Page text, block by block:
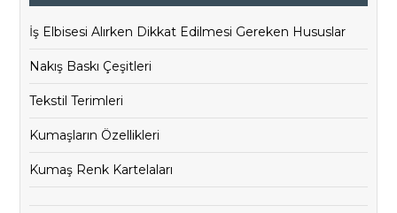
İş Elbisesi Alırken Dikkat Edilmesi Gereken Hususlar
Nakış Baskı Çeşitleri
Tekstil Terimleri
Kumaşların Özellikleri
Kumaş Renk Kartelaları